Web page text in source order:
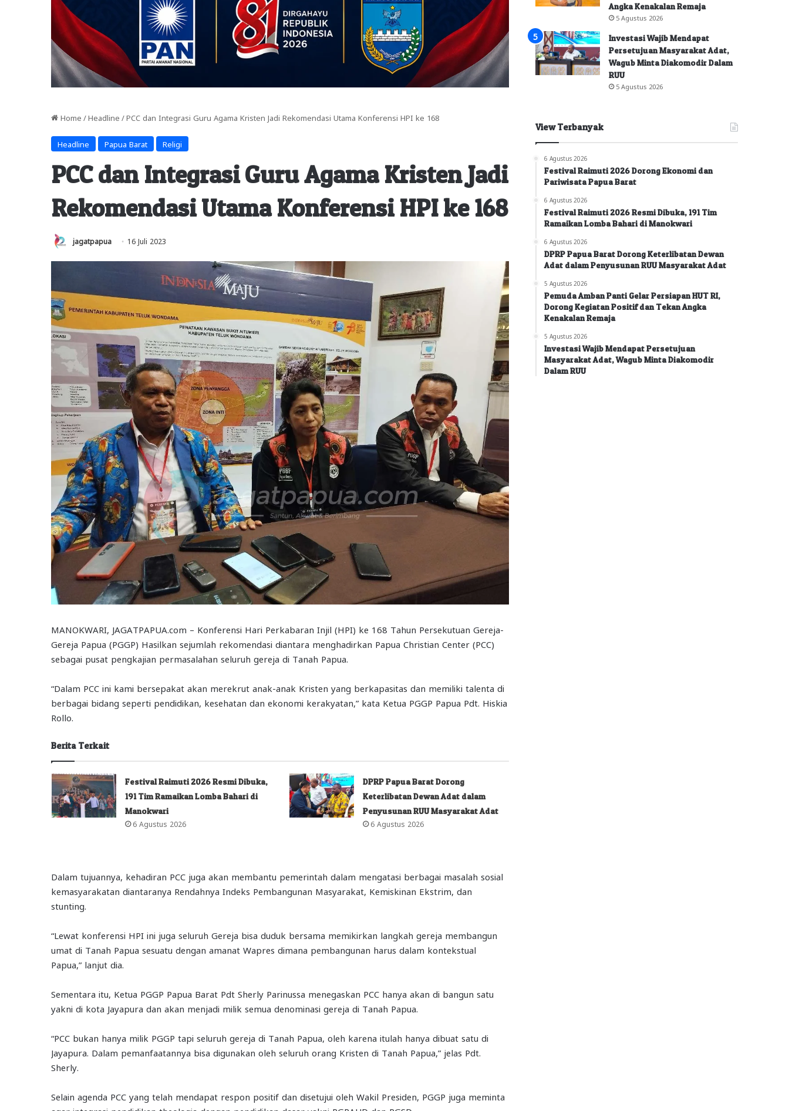
Home / Headline / PCC dan Integrasi Guru Agama Kristen Jadi Rekomendasi Utama Konferensi HPI ke 168
Headline Papua Barat Religi
PCC dan Integrasi Guru Agama Kristen Jadi
Rekomendasi Utama Konferensi HPI ke 168
jagatpapua 16 Juli 2023
MANOKWARI, JAGATPAPUA.com – Konferensi Hari Perkabaran Injil (HPI) ke 168 Tahun Persekutuan Gereja-
Gereja Papua (PGGP) Hasilkan sejumlah rekomendasi diantara menghadirkan Papua Christian Center (PCC)
sebagai pusat pengkajian permasalahan seluruh gereja di Tanah Papua.
“Dalam PCC ini kami bersepakat akan merekrut anak-anak Kristen yang berkapasitas dan memiliki talenta di
berbagai bidang seperti pendidikan, kesehatan dan ekonomi kerakyatan,” kata Ketua PGGP Papua Pdt. Hiskia
Rollo.
Berita Terkait
Festival Raimuti 2026 Resmi Dibuka,
191 Tim Ramaikan Lomba Bahari di
Manokwari
6 Agustus 2026
DPRP Papua Barat Dorong
Keterlibatan Dewan Adat dalam
Penyusunan RUU Masyarakat Adat
6 Agustus 2026
Dalam tujuannya, kehadiran PCC juga akan membantu pemerintah dalam mengatasi berbagai masalah sosial
kemasyarakatan diantaranya Rendahnya Indeks Pembangunan Masyarakat, Kemiskinan Ekstrim, dan
stunting.
“Lewat konferensi HPI ini juga seluruh Gereja bisa duduk bersama memikirkan langkah gereja membangun
umat di Tanah Papua sesuatu dengan amanat Wapres dimana pembangunan harus dalam kontekstual
Papua,” lanjut dia.
Sementara itu, Ketua PGGP Papua Barat Pdt Sherly Parinussa menegaskan PCC hanya akan di bangun satu
yakni di kota Jayapura dan akan menjadi milik semua denominasi gereja di Tanah Papua.
“PCC bukan hanya milik PGGP tapi seluruh gereja di Tanah Papua, oleh karena itulah hanya dibuat satu di
Jayapura. Dalam pemanfaatannya bisa digunakan oleh seluruh orang Kristen di Tanah Papua,” jelas Pdt.
Sherly.
Selain agenda PCC yang telah mendapat respon positif dan disetujui oleh Wakil Presiden, PGGP juga meminta
Angka Kenakalan Remaja
5 Agustus 2026
Investasi Wajib Mendapat
Persetujuan Masyarakat Adat,
Wagub Minta Diakomodir Dalam
RUU
5 Agustus 2026
View Terbanyak
6 Agustus 2026
Festival Raimuti 2026 Dorong Ekonomi dan
Pariwisata Papua Barat
6 Agustus 2026
Festival Raimuti 2026 Resmi Dibuka, 191 Tim
Ramaikan Lomba Bahari di Manokwari
6 Agustus 2026
DPRP Papua Barat Dorong Keterlibatan Dewan
Adat dalam Penyusunan RUU Masyarakat Adat
5 Agustus 2026
Pemuda Amban Panti Gelar Persiapan HUT RI,
Dorong Kegiatan Positif dan Tekan Angka
Kenakalan Remaja
5 Agustus 2026
Investasi Wajib Mendapat Persetujuan
Masyarakat Adat, Wagub Minta Diakomodir
Dalam RUU